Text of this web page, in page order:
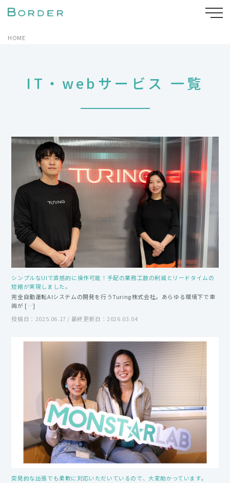
HOME
IT・webサービス 一覧
シンプルなUIで直感的に操作可能！手配の業務工数の削減とリードタイムの
短縮が実現しました。
完全自動運転AIシステムの開発を行うTuring株式会社。あらゆる環境下で車
両が […]
投稿日：2025.06.17 / 最終更新日：2026.03.04
突発的な出張でも柔軟に対応いただいているので、大変助かっています。